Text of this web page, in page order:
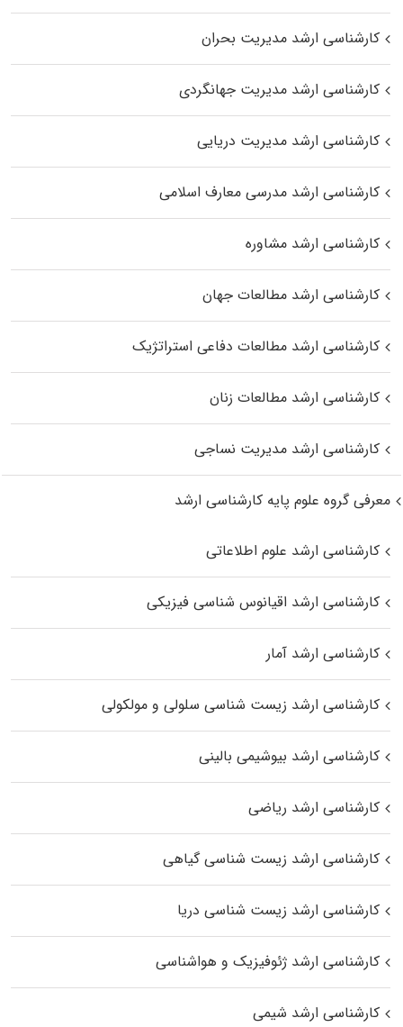
کارشناسی ارشد مدیریت بحران
کارشناسی ارشد مدیریت جهانگردی
کارشناسی ارشد مدیریت دریایی
کارشناسی ارشد مدرسی معارف اسلامی
کارشناسی ارشد مشاوره
کارشناسی ارشد مطالعات جهان
کارشناسی ارشد مطالعات دفاعی استراتژیک
کارشناسی ارشد مطالعات زنان
کارشناسی ارشد مدیریت نساجی
معرفی گروه علوم پایه کارشناسی ارشد
کارشناسی ارشد علوم اطلاعاتی
کارشناسی ارشد اقیانوس‌ شناسی فیزیکی
کارشناسی ارشد آمار
کارشناسی ارشد زیست شناسی سلولی و مولکولی
کارشناسی ارشد بیوشیمی بالینی
کارشناسی ارشد ریاضی
کارشناسی ارشد زیست‌ شناسی گیاهی
کارشناسی ارشد زیست‌ شناسی دریا
کارشناسی ارشد ژئوفیزیک و هواشناسی
کارشناسی ارشد شیمی